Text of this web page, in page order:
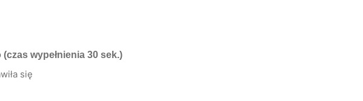
(czas wypełnienia 30 sek.)
się